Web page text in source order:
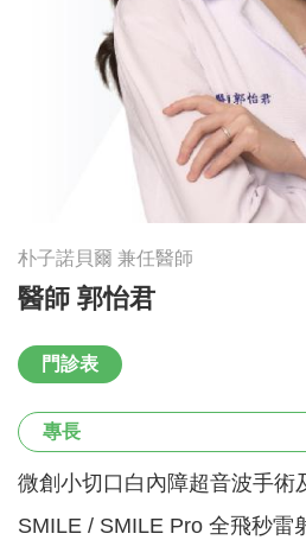
朴子諾貝爾 兼任醫師
醫師 郭怡君
門診表
專長
微創小切口白內障超音波手術
SMILE / SMILE Pro 全飛秒雷